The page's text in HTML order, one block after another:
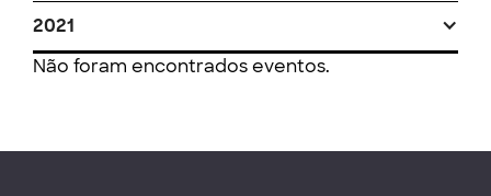
2021
Não foram encontrados eventos.